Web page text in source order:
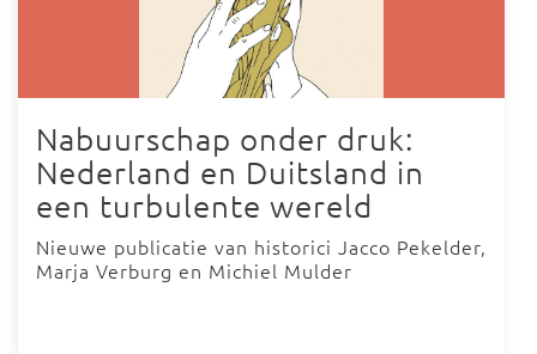
Nabuurschap onder druk:
Nederland en Duitsland in
een turbulente wereld
Nieuwe publicatie van historici Jacco Pekelder,
Marja Verburg en Michiel Mulder